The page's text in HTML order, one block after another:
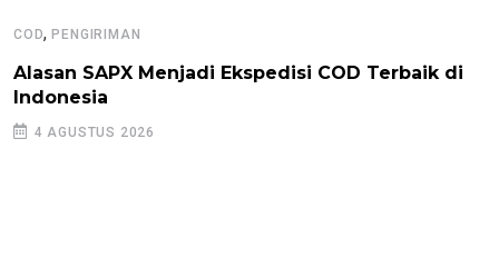
COD,PENGIRIMAN
Alasan SAPX Menjadi Ekspedisi COD Terbaik di
Indonesia
4 AGUSTUS 2026